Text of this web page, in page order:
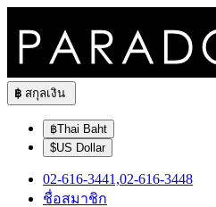
฿ สกุลเงิน
฿Thai Baht
$US Dollar
02-616-3441,02-616-3448
ชื่อสมาชิก